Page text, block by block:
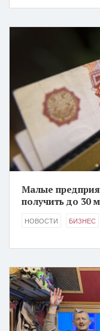
Малые
получить до 30
НОВОСТИ БИЗНЕС